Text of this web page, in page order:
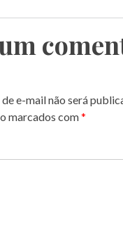
e-mail não será
marcados com*